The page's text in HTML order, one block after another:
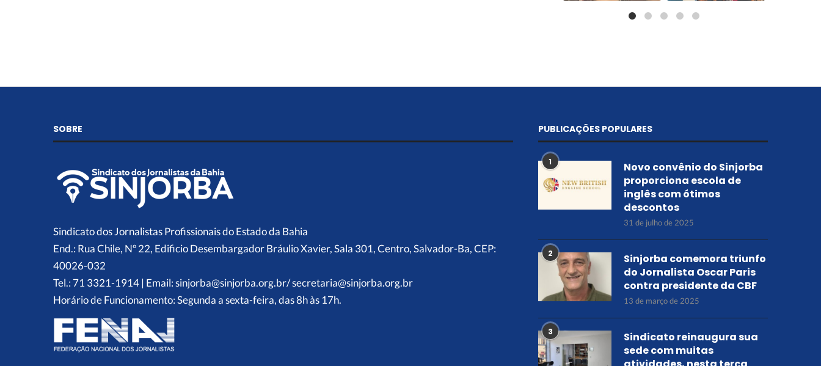
SOBRE
Sindicato dos Jornalistas Profissionais do Estado da Bahia
End.: Rua Chile, Nº 22, Edificio Desembargador Bráulio Xavier, Sala 301, Centro, Salvador-Ba, CEP:
40026-032
Tel.: 71 3321-1914 | Email: sinjorba@sinjorba.org.br/ secretaria@sinjorba.org.br
Horário de Funcionamento: Segunda a sexta-feira, das 8h às 17h.
PUBLICAÇÕES POPULARES
1
Novo convênio do Sinjorba
proporciona escola de
inglês com ótimos
descontos
31 de julho de 2025
2
Sinjorba comemora triunfo
do Jornalista Oscar Paris
contra presidente da CBF
13 de março de 2025
3
Sindicato reinaugura sua
sede com muitas